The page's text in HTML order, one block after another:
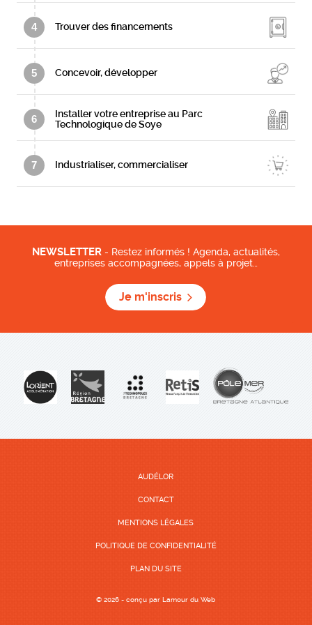
4 Trouver des financements
5 Concevoir, développer
6
Installer votre entreprise au Parc
Technologique de Soye
7 Industrialiser, commercialiser
NEWSLETTER - Restez informés ! Agenda, actualités,
entreprises accompagnées, appels à projet…
Je m'inscris
AUDÉLOR
CONTACT
MENTIONS LÉGALES
POLITIQUE DE CONFIDENTIALITÉ
PLAN DU SITE
© 2026 - conçu parLamour du Web